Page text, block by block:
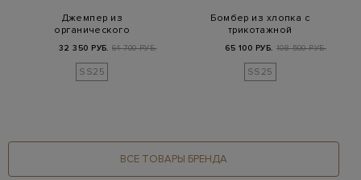
Джемпер из
органического
хлопка с мерцающей
нитью ламе
32 350 РУБ. 64 700 РУБ.
SS25
Бомбер из хлопка с
трикотажной
отделкой и разрезами
на…
65 100 РУБ. 108 500 РУБ.
SS25
ВСЕ ТОВАРЫ БРЕНДА